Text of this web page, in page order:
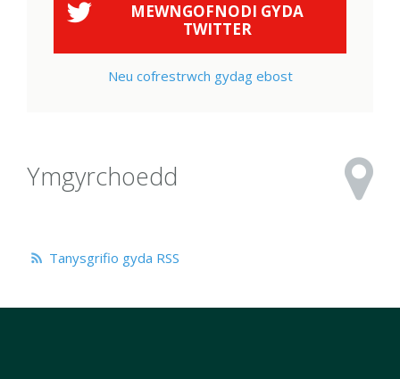
MEWNGOFNODI GYDA
TWITTER
Neu cofrestrwch gydag ebost
Ymgyrchoedd
Tanysgrifio gyda RSS